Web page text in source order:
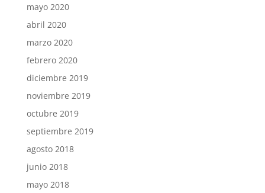
mayo 2020
abril 2020
marzo 2020
febrero 2020
diciembre 2019
noviembre 2019
octubre 2019
septiembre 2019
agosto 2018
junio 2018
mayo 2018